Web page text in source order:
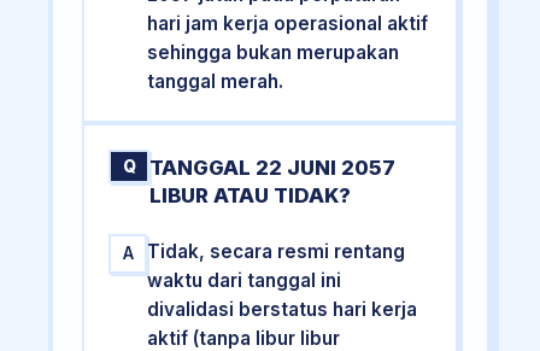
hari jam kerja operasional aktif
sehingga bukan merupakan
tanggal merah.
Q
TANGGAL 22 JUNI 2057
LIBUR ATAU TIDAK?
A
Tidak, secara resmi rentang
waktu dari tanggal ini
divalidasi berstatus hari kerja
aktif (tanpa libur libur